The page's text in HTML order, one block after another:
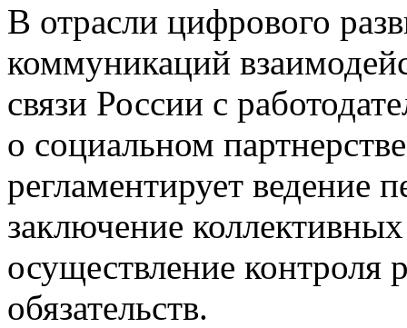
В отрасли цифрового
коммуникаций
связи России с
о социальном
регламентирует ведение
заключение
осуществление контроля
обязательств.